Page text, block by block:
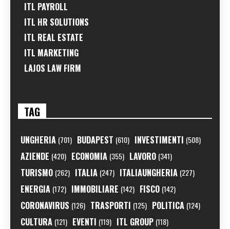
ITL PAYROLL
ITL HR SOLUTIONS
ITL REAL ESTATE
ITL MARKETING
LAJOS LAW FIRM
TAG
UNGHERIA (701) BUDAPEST (610) INVESTIMENTI (508)
AZIENDE (420) ECONOMIA (355) LAVORO (341)
TURISMO (262) ITALIA (247) ITALIAUNGHERIA (227)
ENERGIA (172) IMMOBILIARE (142) FISCO (142)
CORONAVIRUS (126) TRASPORTI (125) POLITICA (124)
CULTURA (121) EVENTI (119) ITL GROUP (118)